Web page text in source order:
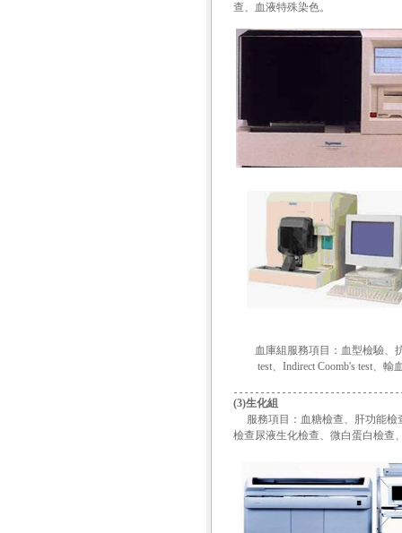
查、血液特殊染色。
血庫組服務項目：血型檢驗、抗
test、Indirect Coomb's test、輸
(3)生化組
服務項目：血糖檢查、肝功能檢
檢查尿液生化檢查、微白蛋白檢查